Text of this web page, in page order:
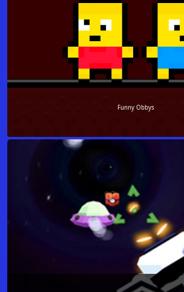
Funny Obbys